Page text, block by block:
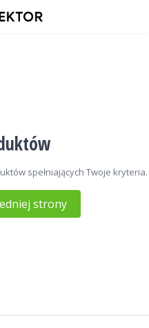
spełniających Twoje kryteria.
strony